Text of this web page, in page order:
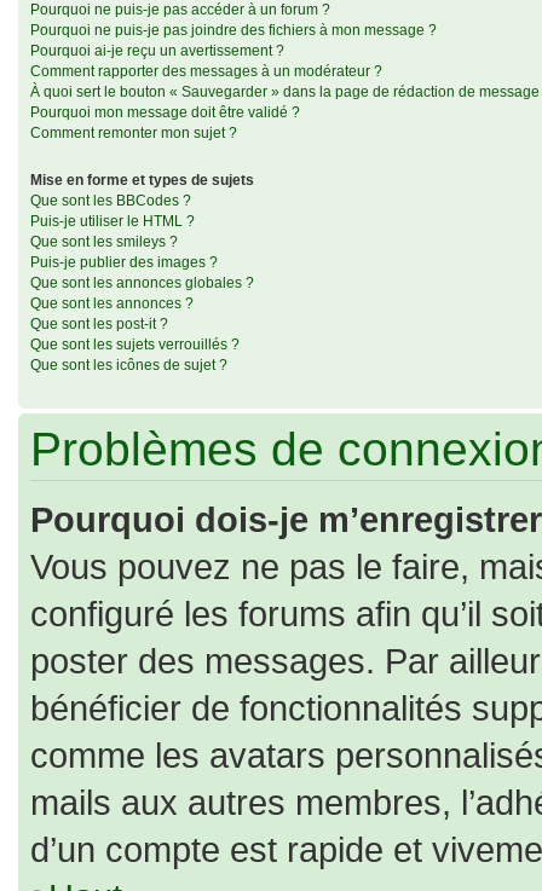
Pourquoi ne puis-je pas accéder à un forum ?
Pourquoi ne puis-je pas joindre des fichiers à mon message ?
Pourquoi ai-je reçu un avertissement ?
Comment rapporter des messages à un modérateur ?
À quoi sert le bouton « Sauvegarder » dans la page de rédaction de message
Pourquoi mon message doit être validé ?
Comment remonter mon sujet ?
Mise en forme et types de sujets
Que sont les BBCodes ?
Puis-je utiliser le HTML ?
Que sont les smileys ?
Puis-je publier des images ?
Que sont les annonces globales ?
Que sont les annonces ?
Que sont les post-it ?
Que sont les sujets verrouillés ?
Que sont les icônes de sujet ?
Problèmes de
Pourquoi dois-je
Vous pouvez ne pas le faire,
configuré les forums afin qu’il
poster des messages. Par
bénéficier de fonctionnalités
comme les avatars
mails aux autres membres,
d’un compte est rapide et